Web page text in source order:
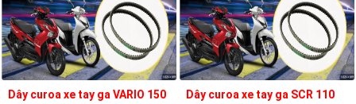
Dây curoa xe tay ga VARIO 150
Dây curoa xe tay ga SCR 110